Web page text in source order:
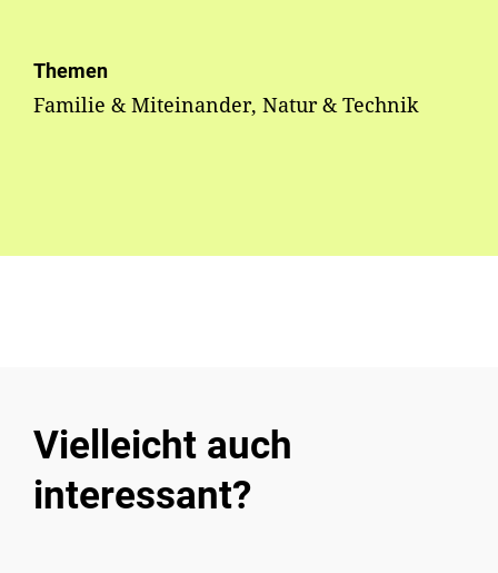
Themen
Familie & Miteinander, Natur & Technik
Vielleicht auch
interessant?